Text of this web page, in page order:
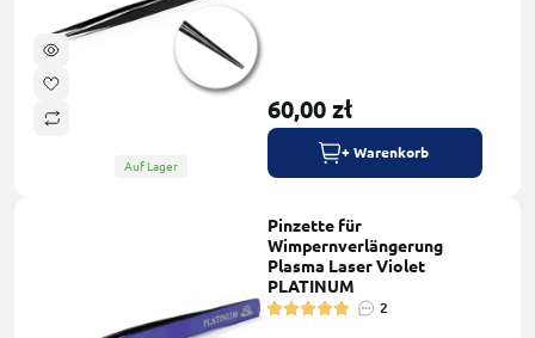
Auf Lager
60,00 zł
+ Warenkorb
Pinzette für
Wimpernverlängerung
Plasma Laser Violet
PLATINUM
2